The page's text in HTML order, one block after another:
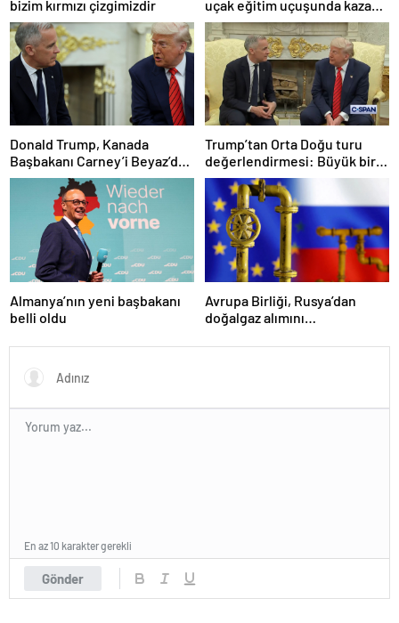
bizim kırmızı çizgimizdir
uçak eğitim uçuşunda kaza
yaptı
Donald Trump, Kanada
Başbakanı Carney’i Beyaz’da
ağırladı
Trump’tan Orta Doğu turu
değerlendirmesi: Büyük bir
duyuru yapacağız
Almanya’nın yeni başbakanı
belli oldu
Avrupa Birliği, Rusya’dan
doğalgaz alımını
Gönder
En az 10 karakter gerekli